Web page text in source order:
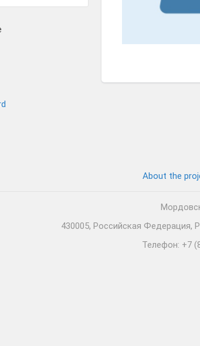
About the
430005, Российская Федерация,
Телефон: +7